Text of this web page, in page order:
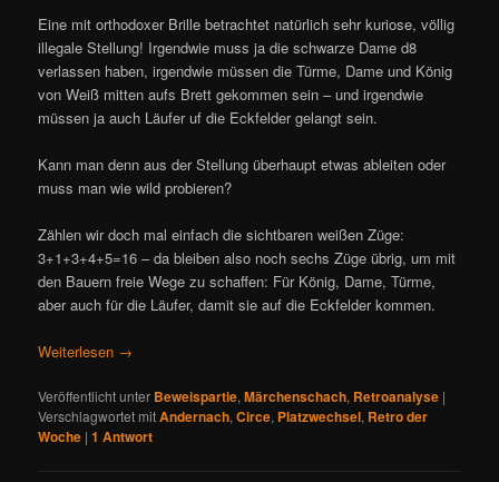
Eine mit orthodoxer Brille betrachtet natürlich sehr kuriose, völlig
illegale Stellung! Irgendwie muss ja die schwarze Dame d8
verlassen haben, irgendwie müssen die Türme, Dame und König
von Weiß mitten aufs Brett gekommen sein – und irgendwie
müssen ja auch Läufer uf die Eckfelder gelangt sein.
Kann man denn aus der Stellung überhaupt etwas ableiten oder
muss man wie wild probieren?
Zählen wir doch mal einfach die sichtbaren weißen Züge:
3+1+3+4+5=16 – da bleiben also noch sechs Züge übrig, um mit
den Bauern freie Wege zu schaffen: Für König, Dame, Türme,
aber auch für die Läufer, damit sie auf die Eckfelder kommen.
Weiterlesen →
Veröffentlicht unter Beweispartie,Märchenschach, Retroanalyse |
Verschlagwortet mitAndernach,Circe, Platzwechsel, Retro der
Woche |1 Antwort